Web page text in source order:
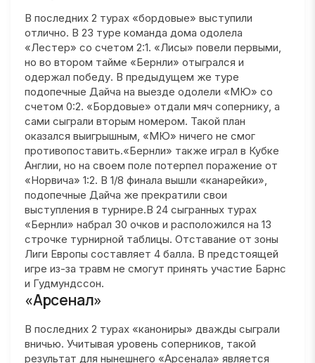
В последних 2 турах «бордовые» выступили
отлично. В 23 туре команда дома одолела
«Лестер» со счетом 2:1. «Лисы» повели первыми,
но во втором тайме «Бернли» отыгрался и
одержал победу. В предыдущем же туре
подопечные Дайча на выезде одолели «МЮ» со
счетом 0:2. «Бордовые» отдали мяч сопернику, а
сами сыграли вторым номером. Такой план
оказался выигрышным, «МЮ» ничего не смог
противопоставить.«Бернли» также играл в Кубке
Англии, но на своем поле потерпел поражение от
«Норвича» 1:2. В 1/8 финала вышли «канарейки»,
подопечные Дайча же прекратили свои
выступления в турнире.В 24 сыгранных турах
«Бернли» набрал 30 очков и расположился на 13
строчке турнирной таблицы. Отставание от зоны
Лиги Европы составляет 4 балла. В предстоящей
игре из-за травм не смогут принять участие Барнс
и Гудмундссон.
«Арсенал»
В последних 2 турах «канониры» дважды сыграли
вничью. Учитывая уровень соперников, такой
результат для нынешнего «Арсенала» является